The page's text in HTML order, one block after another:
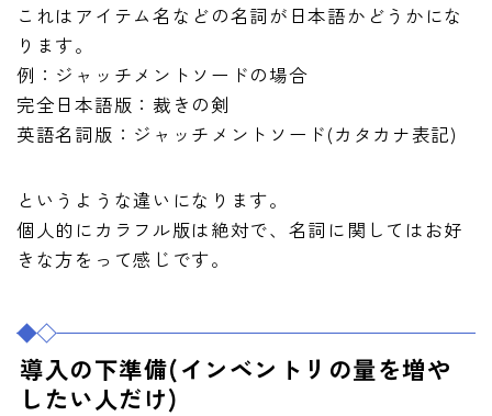
これはアイテム名などの名詞が日本語かどうかにな
ります。
例：ジャッチメントソードの場合
完全日本語版：裁きの剣
英語名詞版：ジャッチメントソード(カタカナ表記)
というような違いになります。
個人的にカラフル版は絶対で、名詞に関してはお好
きな方をって感じです。
導入の下準備(インベントリの量を増や
したい人だけ)